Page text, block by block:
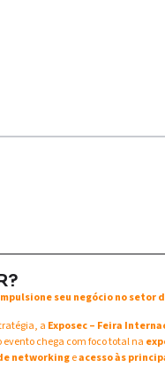
seu negócio no setor
a Exposec – Feira
evento chega com foco total na
networkingeacesso às